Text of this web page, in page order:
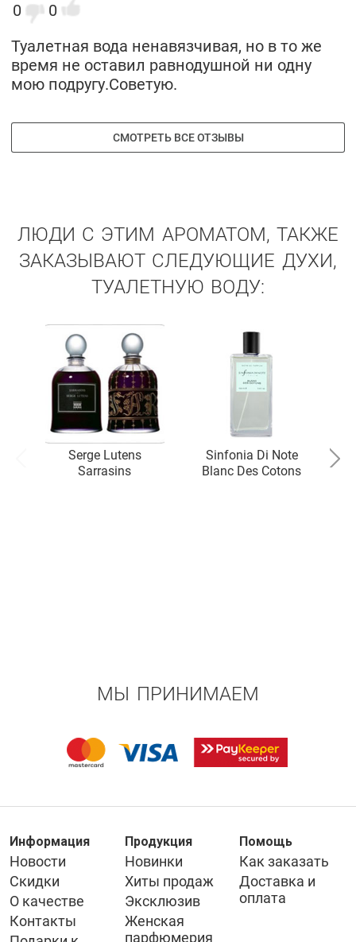
0
0
Туалетная вода ненавязчивая, но в то же
время не оставил равнодушной ни одну
мою подругу.Советую.
СМОТРЕТЬ ВСЕ ОТЗЫВЫ
ЛЮДИ С ЭТИМ АРОМАТОМ, ТАКЖЕ
ЗАКАЗЫВАЮТ СЛЕДУЮЩИЕ ДУХИ,
ТУАЛЕТНУЮ ВОДУ:
Serge Lutens
Sarrasins
Sinfonia Di Note
Blanc Des Cotons
МЫ ПРИНИМАЕМ
Информация
Новости
Скидки
О качестве
Контакты
Продукция
Новинки
Хиты продаж
Эксклюзив
Женская
парфюмерия
Помощь
Как заказать
Доставка и
оплата